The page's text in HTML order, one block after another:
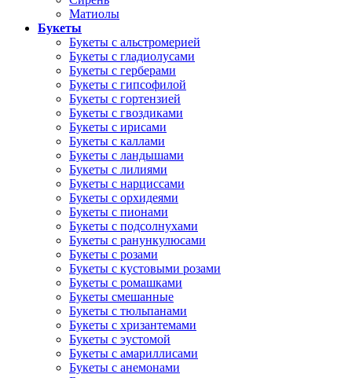
Матиолы
Букеты
Букеты с альстромерией
Букеты с гладиолусами
Букеты с герберами
Букеты с гипсофилой
Букеты с гортензией
Букеты с гвоздиками
Букеты с ирисами
Букеты с каллами
Букеты с ландышами
Букеты с лилиями
Букеты с нарциссами
Букеты с орхидеями
Букеты с пионами
Букеты с подсолнухами
Букеты с ранункулюсами
Букеты с розами
Букеты с кустовыми розами
Букеты с ромашками
Букеты смешанные
Букеты с тюльпанами
Букеты с хризантемами
Букеты с эустомой
Букеты с амариллисами
Букеты с анемонами